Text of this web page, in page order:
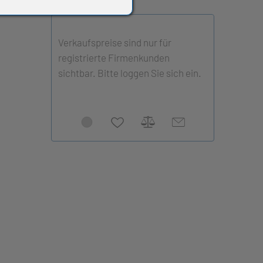
Verkaufspreise sind nur für
registrierte Firmenkunden
sichtbar. Bitte loggen Sie sich ein.